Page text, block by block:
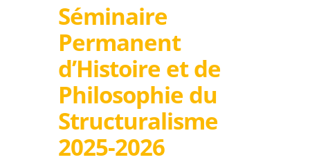
Séminaire
Permanent
d’Histoire et de
Philosophie du
Structuralisme
2025-2026